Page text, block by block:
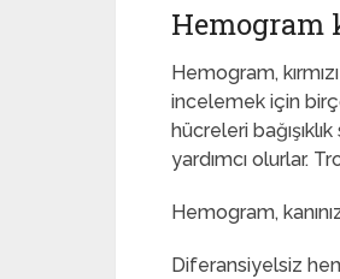
Hemogram
Hemogram,
incelemek için
hücreleri
yardımcı olurlar.
Hemogram,
Diferansiyelsiz